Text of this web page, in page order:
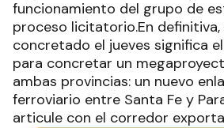
funcionamiento del grupo de
proceso licitatorio.En definitiva,
concretado el jueves significa
para concretar un
ambas provincias: un nuevo
ferroviario entre Santa Fe y
articule con el corredor